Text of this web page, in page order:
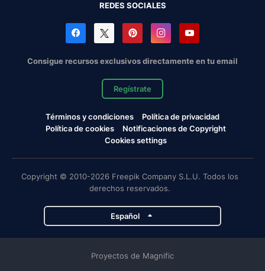
REDES SOCIALES
Consigue recursos exclusivos directamente en tu email
Regístrate
Términos y condiciones
Política de privacidad
Política de cookies
Notificaciones de Copyright
Cookies settings
Copyright © 2010-2026 Freepik Company S.L.U. Todos los
derechos reservados.
Español
Proyectos de Magnific